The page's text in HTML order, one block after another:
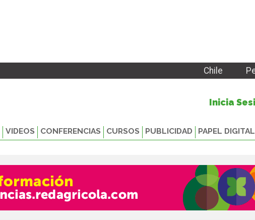
Chile
Inicia
VIDEOS CONFERENCIAS CURSOS PUBLICIDAD PAPEL DIGITAL